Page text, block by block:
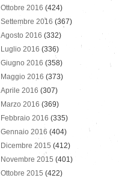
Ottobre 2016 (424)
Settembre 2016 (367)
Agosto 2016 (332)
Luglio 2016 (336)
Giugno 2016 (358)
Maggio 2016 (373)
Aprile 2016 (307)
Marzo 2016 (369)
Febbraio 2016 (335)
Gennaio 2016 (404)
Dicembre 2015 (412)
Novembre 2015 (401)
Ottobre 2015 (422)